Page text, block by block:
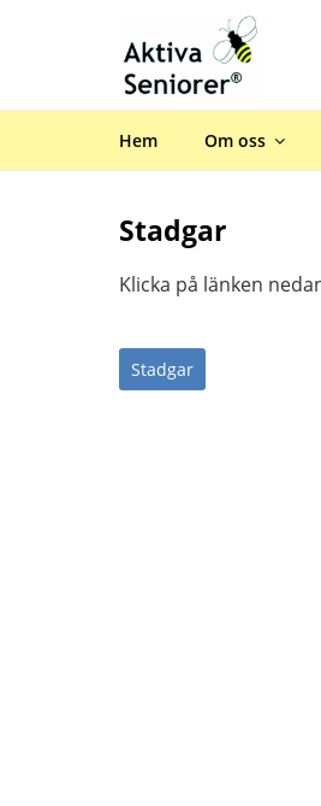
AKTIVA
Hem Om oss
Stadgar
Klicka på länken
Stadgar